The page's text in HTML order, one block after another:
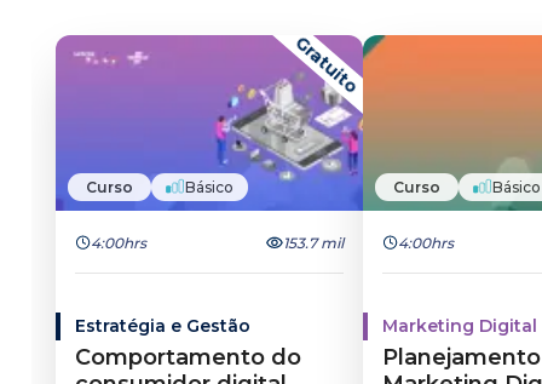
Gratuito
Curso Básico
4:00hrs 153.7 mil
Estratégia e Gestão
Comportamento do
Curso Básico
4:00hrs
Marketing Digital